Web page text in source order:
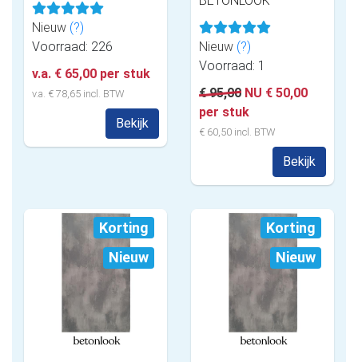
Nieuw (?)
Voorraad: 226
v.a. € 65,00 per stuk
v.a. € 78,65 incl. BTW
Bekijk
Nieuw (?)
Voorraad: 1
€ 95,00 NU € 50,00
per stuk
€ 60,50 incl. BTW
Bekijk
Korting
Nieuw
Korting
Nieuw